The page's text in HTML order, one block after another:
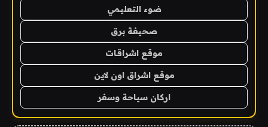
ضوء التعليمي
صحيفة برق
موقع اشراقات
موقع اشراق اون لاين
اركان سياحة وسفر